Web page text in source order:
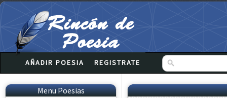
AÑADIR POESIA REGISTRATE
Menu Poesias